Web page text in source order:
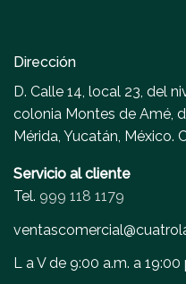
Dirección
D. Calle 14, local 23, del
colonia Montes de Amé,
Mérida, Yucatán, México.
Servicio al cliente
Tel. 999 118 1179
L a V de 9:00 a.m. a 19:00